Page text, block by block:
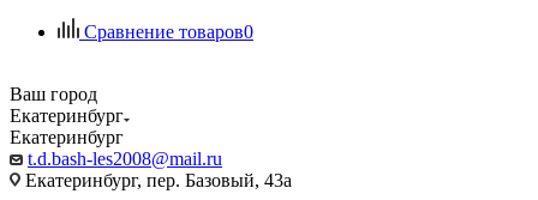
Сравнение товаров0
Ваш город
Екатеринбург
Екатеринбург
t.d.bash-les2008@mail.ru
Екатеринбург, пер. Базовый, 43а